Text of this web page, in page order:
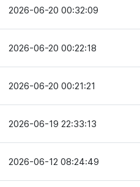
2026-06-20 00:32:09
2026-06-20 00:22:18
2026-06-20 00:21:21
2026-06-19 22:33:13
2026-06-12 08:24:49